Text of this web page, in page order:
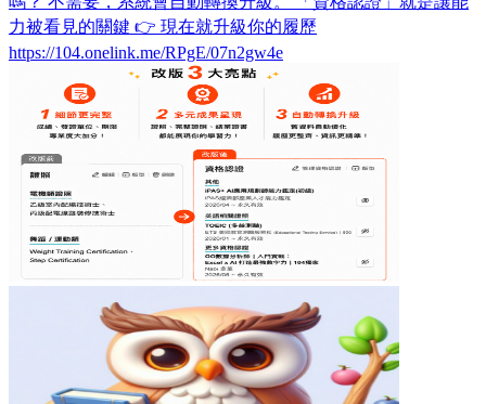
力被看見的關鍵 👉 現在就升級你的履歷
https://104.onelink.me/RPgE/07n2gw4e